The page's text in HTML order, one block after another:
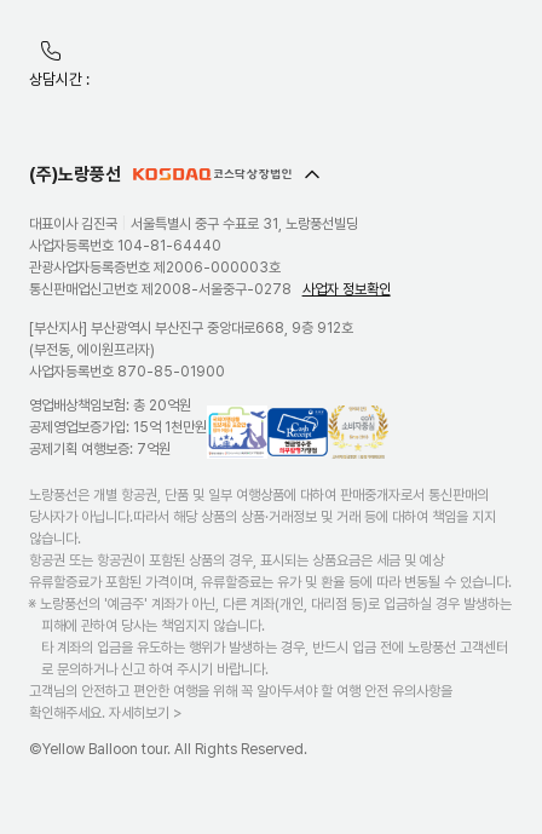
노랑풍선
정보안내
상담시간 :
(주)노랑풍선
대표이사 김진국
서울특별시 중구 수표로 31, 노랑풍선빌딩
사업자등록번호 104-81-64440
관광사업자등록증번호 제2006-000003호
통신판매업신고번호 제2008-서울중구-0278
사업자 정보확인
[부산지사] 부산광역시 부산진구 중앙대로668, 9층 912호
(부전동, 에이원프라자)
사업자등록번호 870-85-01900
영업배상책임보험: 총 20억원
공제영업보증가입: 15억 1천만원
공제기획 여행보증: 7억원
국
외
여
상
품
보
제
공
표
준
안
참
행
현
금
영
증
의
발
행
가
점
고
객
센
>
소
자
중
심
영
노랑풍선은 개별 항공권, 단품 및 일부 여행상품에 대하여 판매중개자로서 통신판매의
당사자가 아닙니다.따라서 해당 상품의 상품·거래정보 및 거래 등에 대하여 책임을 지지
않습니다.
항공권 또는 항공권이 포함된 상품의 경우, 표시되는 상품요금은 세금 및 예상
유류할증료가 포함된 가격이며, 유류할증료는 유가 및 환율 등에 따라 변동될 수 있습니다.
※ 노랑풍선의 '예금주' 계좌가 아닌, 다른 계좌(개인, 대리점 등)로 입금하실 경우 발생하는
피해에 관하여 당사는 책임지지 않습니다.
타 계좌의 입금을 유도하는 행위가 발생하는 경우, 반드시 입금 전에 노랑풍선 고객센터
로 문의하거나 신고 하여 주시기 바랍니다.
고객님의 안전하고 편안한 여행을 위해 꼭 알아두셔야 할 여행 안전 유의사항을
확인해주세요. 자세히보기 >
©Yellow Balloon tour. All Rights Reserved.